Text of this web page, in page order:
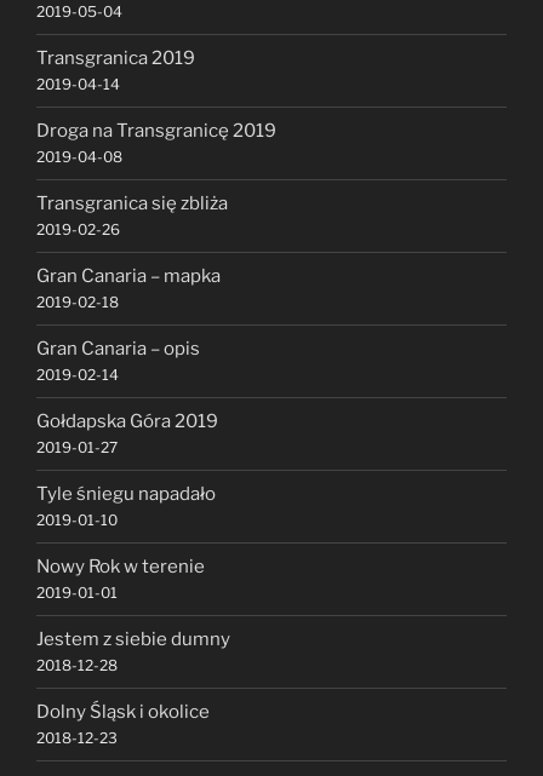
2019-05-04
Transgranica 2019
2019-04-14
Droga na Transgranicę 2019
2019-04-08
Transgranica się zbliża
2019-02-26
Gran Canaria – mapka
2019-02-18
Gran Canaria – opis
2019-02-14
Gołdapska Góra 2019
2019-01-27
Tyle śniegu napadało
2019-01-10
Nowy Rok w terenie
2019-01-01
Jestem z siebie dumny
2018-12-28
Dolny Śląsk i okolice
2018-12-23